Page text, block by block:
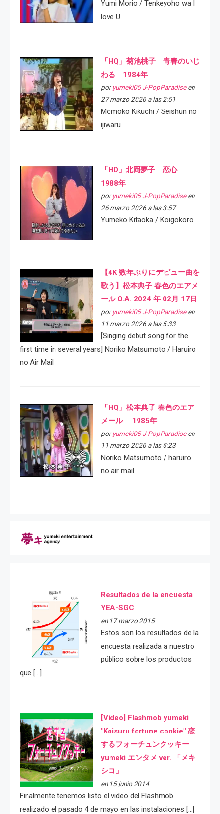
Yumi Morio / Tenkeyoho wa I
love U
「HQ」菊池桃子 青春のいじ
わる 1984年
por yumeki05 J-PopParadiseen
27 marzo 2026 a las 2:51
Momoko Kikuchi / Seishun no
ijiwaru
「HD」北岡夢子 恋心
1988年
por yumeki05 J-PopParadiseen
26 marzo 2026 a las 3:57
Yumeko Kitaoka / Koigokoro
【4K 数年ぶりにデビュー曲を
歌う】松本典子 春色のエアメ
ール O.A. 2024 年 02月 17日
por yumeki05 J-PopParadiseen
11 marzo 2026 a las 5:33
[Singing debut song for the
first time in several years] Noriko Matsumoto / Haruiro
no Air Mail
「HQ」松本典子 春色のエア
メール 1985年
por yumeki05 J-PopParadiseen
11 marzo 2026 a las 5:23
Noriko Matsumoto / haruiro
no air mail
Resultados de la encuesta
YEA-SGC
en 17 marzo 2015
Estos son los resultados de la
encuesta realizada a nuestro
público sobre los productos
que […]
[Video] Flashmob yumeki
"Koisuru fortune cookie" 恋
するフォーチュンクッキー
yumeki エンタメ ver. 「メキ
シコ」
en 15 junio 2014
Finalmente tenemos listo el video del Flashmob
realizado el pasado 4 de mayo en las instalaciones […]